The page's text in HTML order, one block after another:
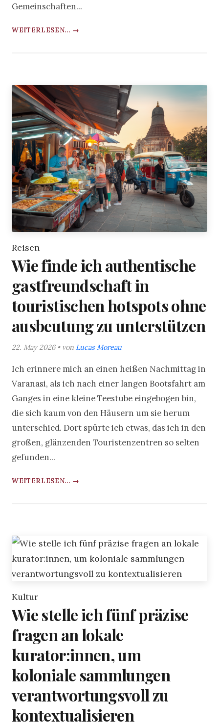
Gemeinschaften...
WEITERLESEN... →
Reisen
Wie finde ich authentische
gastfreundschaft in
touristischen hotspots ohne
ausbeutung zu unterstützen
22. May 2026 • von Lucas Moreau
Ich erinnere mich an einen heißen Nachmittag in
Varanasi, als ich nach einer langen Bootsfahrt am
Ganges in eine kleine Teestube eingebogen bin,
die sich kaum von den Häusern um sie herum
unterschied. Dort spürte ich etwas, das ich in den
großen, glänzenden Touristenzentren so selten
gefunden...
WEITERLESEN... →
Kultur
Wie stelle ich fünf präzise
fragen an lokale
kurator:innen, um
koloniale sammlungen
verantwortungsvoll zu
kontextualisieren